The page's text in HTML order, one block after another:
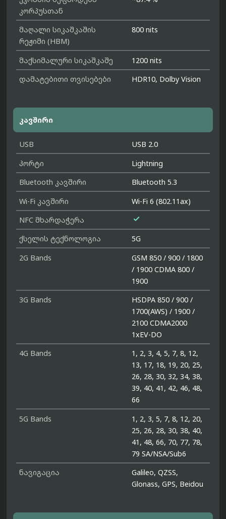
კორპუსთან
მაღალი სიკაშკაშის
რეჟიმი (HBM)
800 nits
მაქსიმალური სიკაშკაშე
1200 nits
დამატებითი თვისებები
HDR10, Dolby Vision
კავშირი
USB
USB 2.0
პორტი
Lightning
Bluetooth კავშირი
Bluetooth 5.3
Wi-Fi კავშირი
Wi-Fi 6 (802.11ax)
NFC მხარდაჭერა

ქსელის ტექნოლოგია
5G
2G Bands
GSM 850 / 900 / 1800
/ 1900 CDMA 800 /
1900
3G Bands
HSDPA 850 / 900 /
1700(AWS) / 1900 /
2100 CDMA2000
1xEV-DO
4G Bands
1, 2, 3, 4, 5, 7, 8, 12,
13, 17, 18, 19, 20, 25,
26, 28, 30, 32, 34, 38,
39, 40, 41, 42, 46, 48,
66
5G Bands
1, 2, 3, 5, 7, 8, 12, 20,
25, 26, 28, 30, 38, 40,
41, 48, 66, 70, 77, 78,
79 SA/NSA/Sub6
ნავიგაცია
Galileo, QZSS,
Glonass, GPS, Beidou